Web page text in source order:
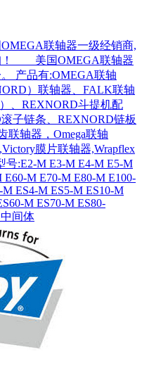
联轴器一级经销商,
！ 美国OMEGA联轴器
产品有:OMEGA联轴
）联轴器、FALK联轴
、REXNORD斗提机配
子链条、REXNORD链板
联轴器，Omega联轴
膜片联轴器,Wrapflex
号:E2-M E3-M E4-M E5-M
M E70-M E80-M E100-
ES4-M ES5-M ES10-M
M ES70-M ES80-
间体